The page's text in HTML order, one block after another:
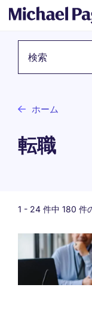
ホーム
転職
1 - 24 件中 180 件
Pagination